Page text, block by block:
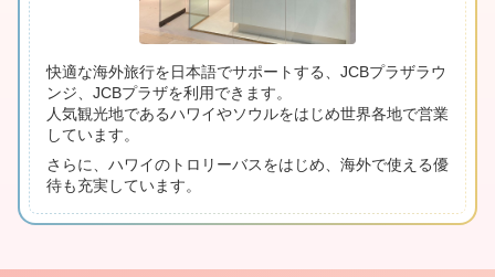
快適な海外旅行を日本語でサポートする、JCBプラザラウ
ンジ、JCBプラザを利用できます。
人気観光地であるハワイやソウルをはじめ世界各地で営業
しています。
さらに、ハワイのトロリーバスをはじめ、海外で使える優
待も充実しています。